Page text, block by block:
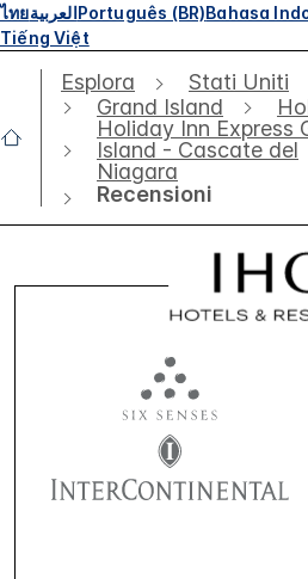
ไทยالعربيةPortuguês (BR)Bahasa
Tiếng Việt
Esplora Stati Uniti
Grand Island
Holiday Inn Express
Island - Cascate del
Niagara
Recensioni